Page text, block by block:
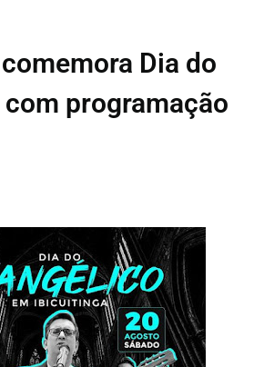
Dia do
programação